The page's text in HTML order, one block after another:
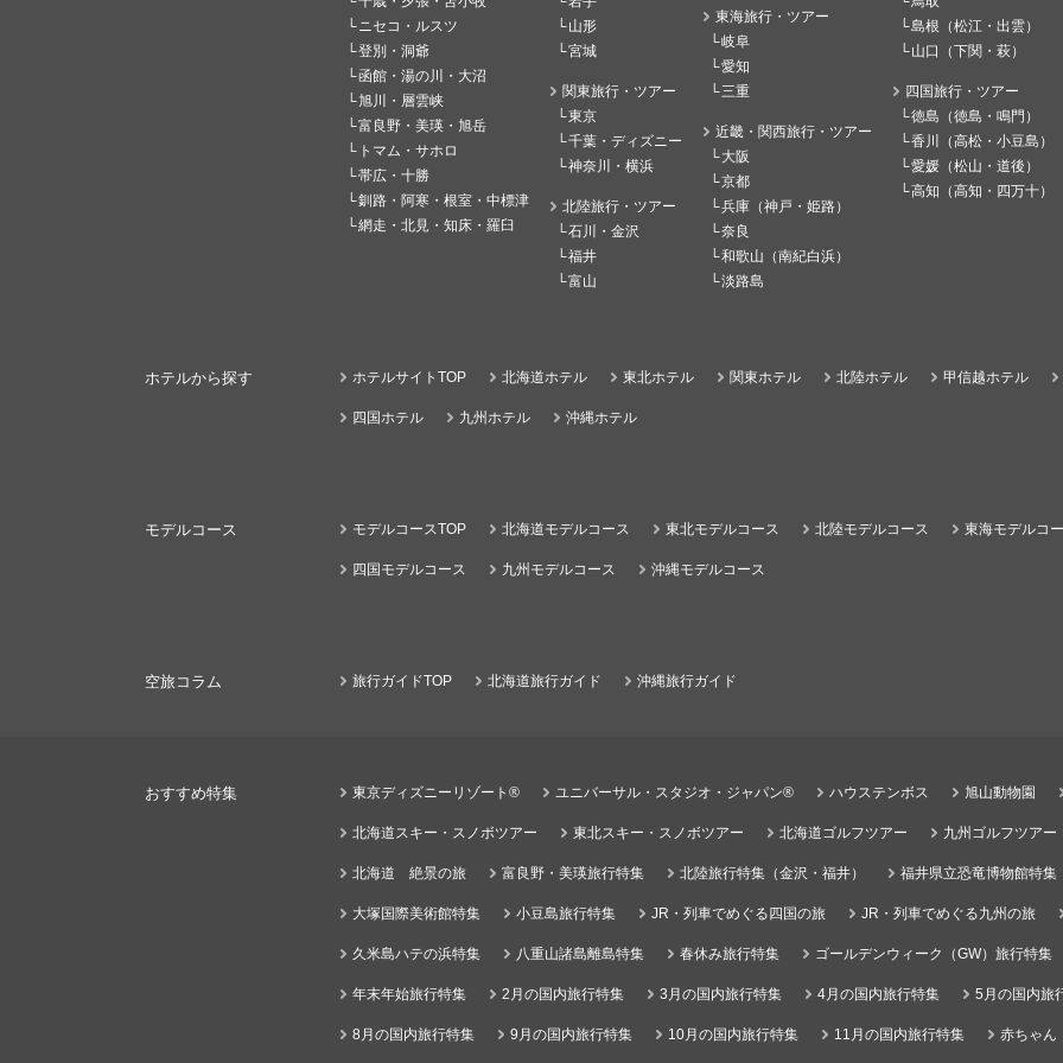
ニセコ・ルスツ
登別・洞爺
函館・湯の川・大沼
旭川・層雲峡
富良野・美瑛・旭岳
トマム・サホロ
帯広・十勝
釧路・阿寒・根室・中標津
網走・北見・知床・羅臼
山形
宮城
関東旅行・ツアー
東京
千葉・ディズニー
神奈川・横浜
北陸旅行・ツアー
石川・金沢
福井
富山
東海旅行・ツアー
岐阜
愛知
三重
近畿・関西旅行・ツアー
大阪
京都
兵庫（神戸・姫路）
奈良
和歌山（南紀白浜）
淡路島
島根（松江・出雲）
山口（下関・萩）
四国旅行・ツアー
徳島（徳島・鳴門）
香川（高松・小豆島）
愛媛（松山・道後）
高知（高知・四万十）
ホテルから探す ホテルサイトTOP 北海道ホテル 東北ホテル 関東ホテル 北陸ホテル 甲信越ホテル
四国ホテル 九州ホテル 沖縄ホテル
モデルコース モデルコースTOP 北海道モデルコース 東北モデルコース 北陸モデルコース 東海モデルコ
四国モデルコース 九州モデルコース 沖縄モデルコース
空旅コラム 旅行ガイドTOP 北海道旅行ガイド 沖縄旅行ガイド
おすすめ特集 東京ディズニーリゾート® ユニバーサル・スタジオ・ジャパン® ハウステンボス 旭山動物園
北海道スキー・スノボツアー 東北スキー・スノボツアー 北海道ゴルフツアー 九州ゴルフツアー
北海道 絶景の旅 富良野・美瑛旅行特集 北陸旅行特集（金沢・福井） 福井県立恐竜博物館特集
大塚国際美術館特集 小豆島旅行特集 JR・列車でめぐる四国の旅 JR・列車でめぐる九州の旅
久米島ハテの浜特集 八重山諸島離島特集 春休み旅行特集 ゴールデンウィーク（GW）旅行特集
年末年始旅行特集 2月の国内旅行特集 3月の国内旅行特集 4月の国内旅行特集 5月の国内旅
8月の国内旅行特集 9月の国内旅行特集 10月の国内旅行特集 11月の国内旅行特集 赤ちゃん